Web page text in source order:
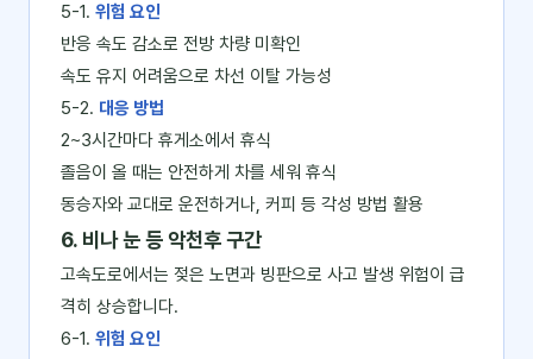
5-1. 위험 요인
반응 속도 감소로 전방 차량 미확인
속도 유지 어려움으로 차선 이탈 가능성
5-2. 대응 방법
2~3시간마다 휴게소에서 휴식
졸음이 올 때는 안전하게 차를 세워 휴식
동승자와 교대로 운전하거나, 커피 등 각성 방법 활용
6. 비나 눈 등 악천후 구간
고속도로에서는 젖은 노면과 빙판으로 사고 발생 위험이 급
격히 상승합니다.
6-1. 위험 요인